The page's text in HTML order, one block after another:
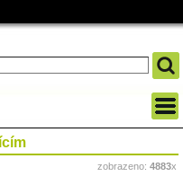
zobrazeno: 4883x